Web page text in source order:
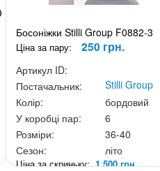
Босоніжки Stilli Group F0882-3
Ціна за пару: 250 грн.
Артикул ID:
Постачальник:
Stilli Group
Колір:
бордовий
У коробці пар:
6
Розміри:
36-40
Сезон:
літо
Ціна за скриньку:1 500 грн.